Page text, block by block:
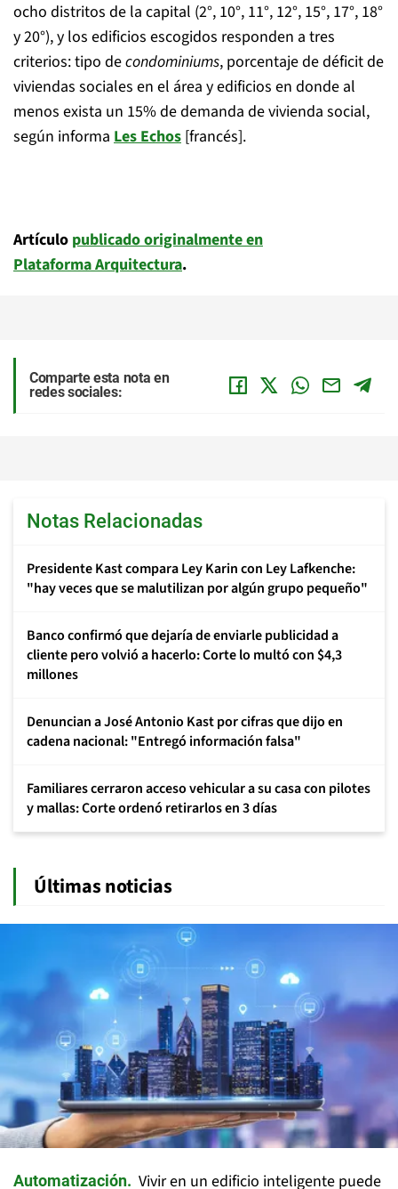
ocho distritos de la capital (2°, 10°, 11°, 12°, 15°, 17°, 18°
y 20°), y los edificios escogidos responden a tres
criterios: tipo decondominiums, porcentaje de déficit de
viviendas sociales en el área y edificios en donde al
menos exista un 15% de demanda de vivienda social,
según informa Les Echos [francés].
Artículo publicado originalmente en
Plataforma Arquitectura.
Comparte esta nota en
redes sociales:
Notas Relacionadas
Presidente Kast compara Ley Karin con Ley Lafkenche:
"hay veces que se malutilizan por algún grupo pequeño"
Banco confirmó que dejaría de enviarle publicidad a
cliente pero volvió a hacerlo: Corte lo multó con $4,3
millones
Denuncian a José Antonio Kast por cifras que dijo en
cadena nacional: "Entregó información falsa"
Familiares cerraron acceso vehicular a su casa con pilotes
y mallas: Corte ordenó retirarlos en 3 días
Últimas noticias
Automatización
Vivir en un edificio inteligente puede